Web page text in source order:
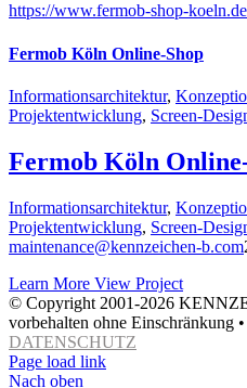
https://www.fermob-shop-
Fermob Köln Online-Shop
Informationsarchitektur,
Projektentwicklung, Screen-
Fermob Köln
Informationsarchitektur,
Projektentwicklung, Screen-
maintenance@kennzeichen-b.com
Learn More View Project
© Copyright 2001-2026
vorbehalten ohne Einschränkung •
DATENSCHUTZ
Page load link
Nach oben